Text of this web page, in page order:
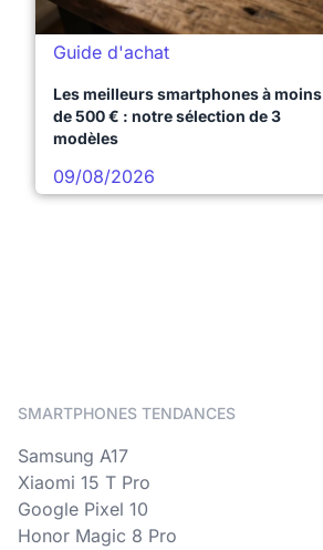
Guide d'achat
Les meilleurs smartphones à moins
de 500 € : notre sélection de 3
modèles
09/08/2026
SMARTPHONES TENDANCES
Samsung A17
Xiaomi 15 T Pro
Google Pixel 10
Honor Magic 8 Pro